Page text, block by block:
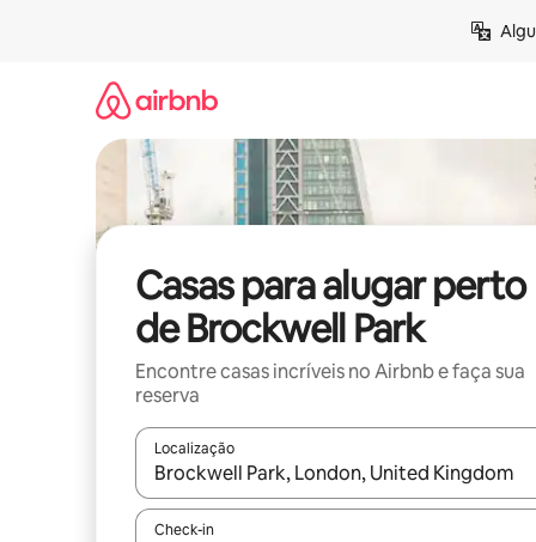
Casas para alugar perto
de Brockwell Park
Encontre casas incríveis no Airbnb e faça sua
reserva
Localização
Quando os resultados estiverem disponíveis,
Check-in